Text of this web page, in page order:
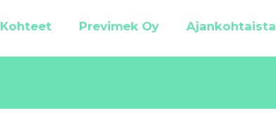
Kohteet Previmek Oy Ajankohtaista